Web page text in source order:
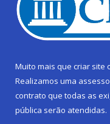
Muito mais que criar site
Realizamos uma
contrato que todas as
pública serão atendidas.